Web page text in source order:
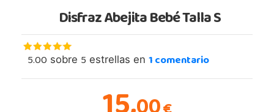
Disfraz Abejita Bebé Talla S
5.00 sobre 5 estrellas en 1comentario